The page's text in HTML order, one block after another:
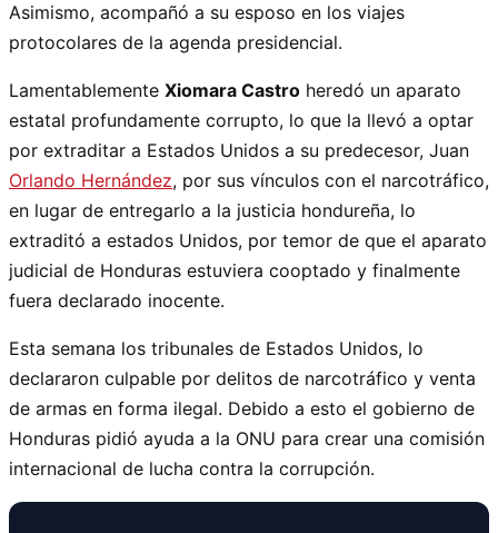
Asimismo, acompañó a su esposo en los viajes
protocolares de la agenda presidencial.
Lamentablemente Xiomara Castro heredó un aparato
estatal profundamente corrupto, lo que la llevó a optar
por extraditar a Estados Unidos a su predecesor, Juan
Orlando Hernández, por sus vínculos con el narcotráfico,
en lugar de entregarlo a la justicia hondureña, lo
extraditó a estados Unidos, por temor de que el aparato
judicial de Honduras estuviera cooptado y finalmente
fuera declarado inocente.
Esta semana los tribunales de Estados Unidos, lo
declararon culpable por delitos de narcotráfico y venta
de armas en forma ilegal. Debido a esto el gobierno de
Honduras pidió ayuda a la ONU para crear una comisión
internacional de lucha contra la corrupción.